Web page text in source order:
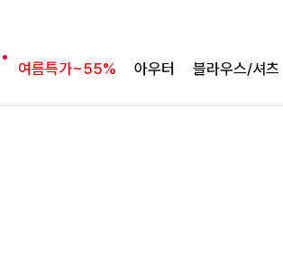
여름특가~55% 아우터 블라우스/셔츠